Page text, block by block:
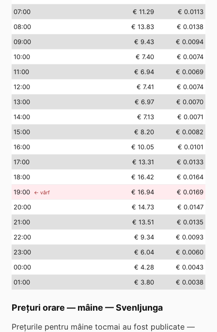
07:00 € 11.29
€ 0.0113
08:00 € 13.83
€ 0.0138
09:00 € 9.43
€ 0.0094
10:00 € 7.40
€ 0.0074
11:00 € 6.94
€ 0.0069
12:00 € 7.41
€ 0.0074
13:00 € 6.97
€ 0.0070
14:00 € 7.13
€ 0.0071
15:00 € 8.20
€ 0.0082
16:00 € 10.05
€ 0.0101
17:00 € 13.31
€ 0.0133
18:00 € 16.42
€ 0.0164
19:00 ← vârf € 16.94
€ 0.0169
20:00 € 14.73
€ 0.0147
21:00 € 13.51
€ 0.0135
22:00 € 9.34
€ 0.0093
23:00 € 6.04
€ 0.0060
00:00 € 4.28
€ 0.0043
01:00 € 3.80 € 0.0038
Prețuri orare — mâine —Svenljunga
Prețurile pentru mâine tocmai au fost publicate —